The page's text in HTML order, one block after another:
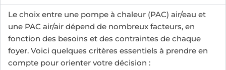
Le choix entre une pompe à chaleur (PAC) air/eau et
une PAC air/air dépend de nombreux facteurs, en
fonction des besoins et des contraintes de chaque
foyer. Voici quelques critères essentiels à prendre en
compte pour orienter votre décision :